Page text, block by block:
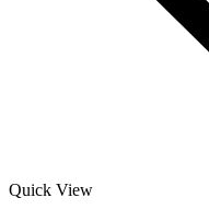
Quick View